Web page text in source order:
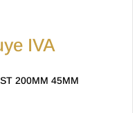
IVA
200MM 45MM